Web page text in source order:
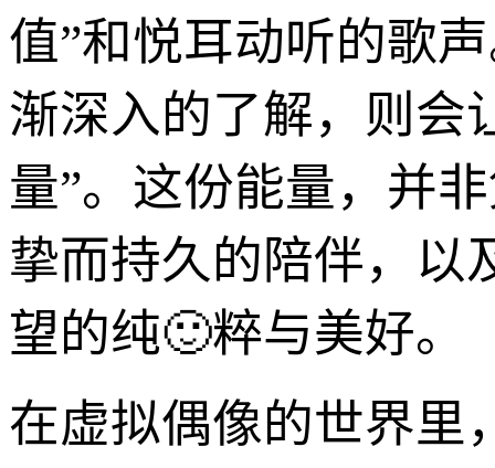
值”和悦耳动听的歌
渐深入的了解，则会
量”。这份能量，并
挚而持久的陪伴，以
望的纯🙂粹与美好。
在虚拟偶像的世界里